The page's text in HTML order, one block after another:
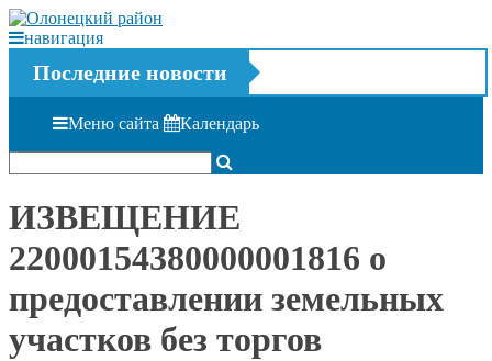
навигация
Последние новости
Меню сайта Календарь
ИЗВЕЩЕНИЕ
22000154380000001816 о
предоставлении земельных
участков без торгов